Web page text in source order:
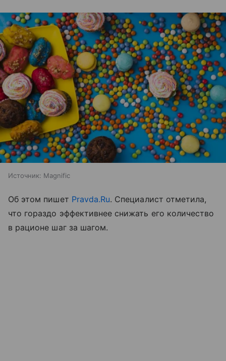
Источник: Magnific
Об этом пишет Pravda.Ru. Специалист отметила,
что гораздо эффективнее снижать его количество
в рационе шаг за шагом.